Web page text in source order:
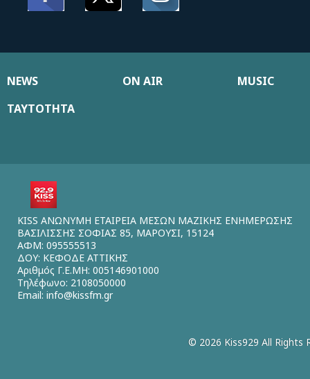
NEWS ON AIR
MUSIC
ΤΑΥΤΟΤΗΤΑ
KISS ΑΝΩΝΥΜΗ ΕΤΑΙΡΕΙΑ ΜΕΣΩΝ ΜΑΖΙΚΗΣ ΕΝΗΜΕΡΩΣΗΣ
ΒΑΣΙΛΙΣΣΗΣ ΣΟΦΙΑΣ 85, ΜΑΡΟΥΣΙ, 15124
ΑΦΜ: 095555513
ΔΟΥ: ΚΕΦΟΔΕ ΑΤΤΙΚΗΣ
Αριθμός Γ.Ε.ΜΗ: 005146901000
Τηλέφωνο: 2108050000
Email: info@kissfm.gr
© 2026 Kiss929 All Rights